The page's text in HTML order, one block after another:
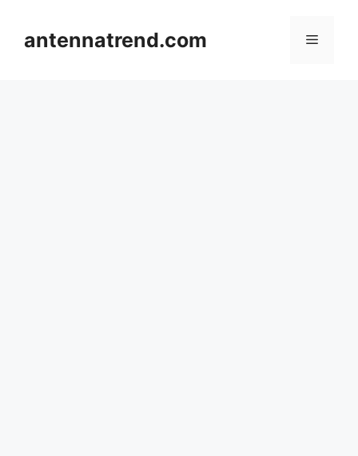
antennatrend.com 메